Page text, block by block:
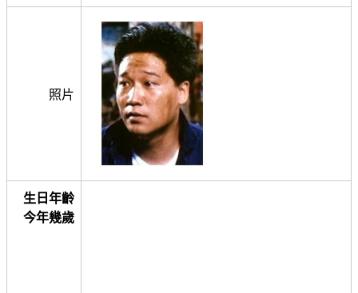
照片
生日年齡
今年幾歲